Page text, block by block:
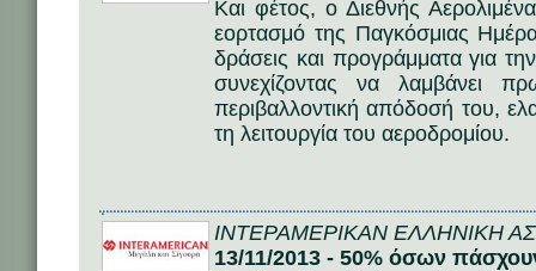
Και φέτος, ο Διεθνής
εορτασμό της Παγκόσμιας
δράσεις και προγράμματα για
συνεχίζοντας να λαμβάνει
περιβαλλοντική απόδοσή του,
τη λειτουργία του αεροδρομίου.
ΙΝΤΕΡΑΜΕΡΙΚΑΝ ΕΛΛΗΝΙΚΗ
13/11/2013 - 50% όσων